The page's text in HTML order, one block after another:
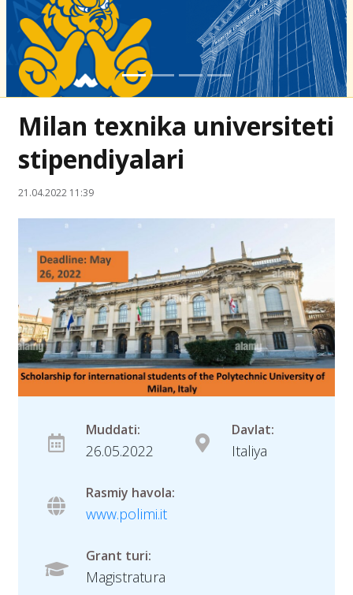
Milan texnika universiteti
stipendiyalari
21.04.2022 11:39
Muddati:
26.05.2022
Davlat:
Italiya
Rasmiy havola:
www.polimi.it
Grant turi:
Magistratura